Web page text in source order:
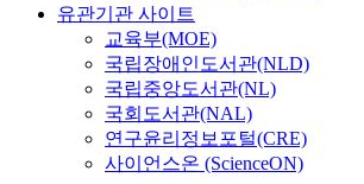
유관기관 사이트
교육부(MOE)
국립장애인도서관(NLD)
국립중앙도서관(NL)
국회도서관(NAL)
연구윤리정보포털(CRE)
사이언스온 (ScienceON)